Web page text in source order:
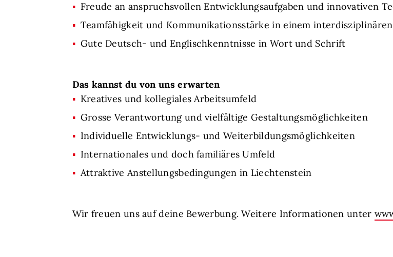
Freude an anspruchsvollen Entwicklungsaufgaben und innovativen
Teamfähigkeit und Kommunikationsstärke in einem
Gute Deutsch- und Englischkenntnisse in Wort und Schrift
Das kannst du von uns erwarten
Kreatives und kollegiales Arbeitsumfeld
Grosse Verantwortung und vielfältige Gestaltungsmöglichkeiten
Individuelle Entwicklungs- und Weiterbildungsmöglichkeiten
Internationales und doch familiäres Umfeld
Attraktive Anstellungsbedingungen in Liechtenstein
Wir freuen uns auf deine Bewerbung. Weitere Informationen unter